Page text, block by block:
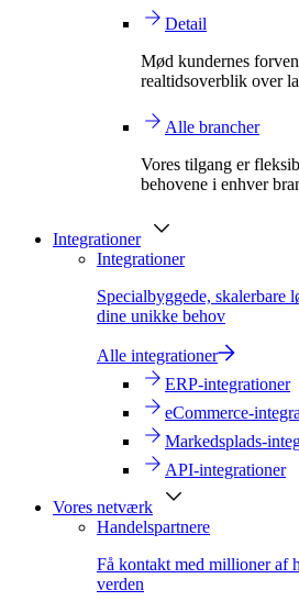
Detail
Mød kundernes
realtidsoverblik over
Alle brancher
Vores tilgang er
behovene i enhver
Integrationer
Integrationer
Specialbyggede, skalerbare
dine unikke behov
Alle integrationer
ERP-integrationer
eCommerce-
Markedsplads-
API-integrationer
Vores netværk
Handelspartnere
Få kontakt med millioner af
verden